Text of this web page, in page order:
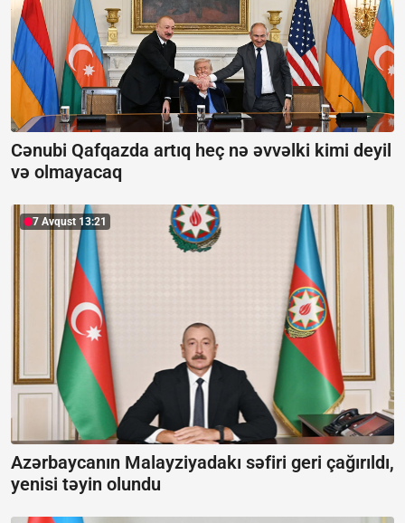
Cənubi Qafqazda artıq heç nə əvvəlki kimi deyil
və olmayacaq
7 Avqust 13:21
Azərbaycanın Malayziyadakı səfiri geri çağırıldı,
yenisi təyin olundu